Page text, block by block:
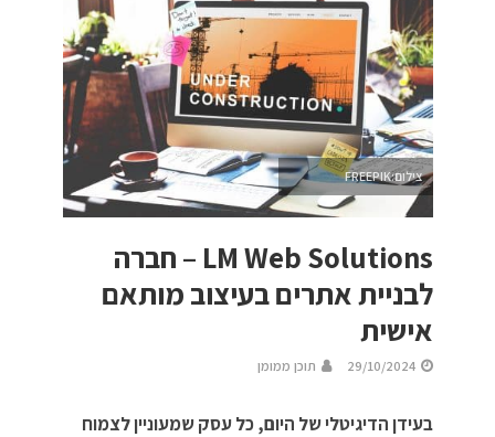
צילום:FREEPIK
LM Web Solutions – חברה
לבניית אתרים בעיצוב מותאם
אישית
29/10/2024 תוכן ממומן
בעידן הדיגיטלי של היום, כל עסק שמעוניין לצמוח